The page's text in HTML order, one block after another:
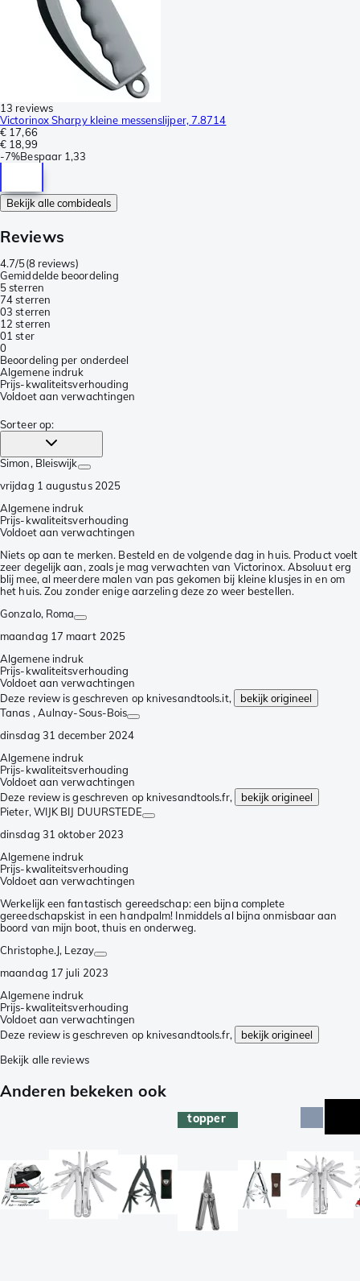
13 reviews
Victorinox Sharpy kleine messenslijper, 7.8714
€ 17,66
€ 18,99
-7%Bespaar 1,33
Bekijk alle combideals
Reviews
4.7/5(8 reviews)
Gemiddelde beoordeling
5 sterren
74 sterren
03 sterren
1 2 sterren
01 ster
0
Beoordeling per onderdeel
Algemene indruk
Prijs-kwaliteitsverhouding
Voldoet aan verwachtingen
Sorteer op:
Simon, Bleiswijk
vrijdag 1 augustus 2025
Algemene indruk
Prijs-kwaliteitsverhouding
Voldoet aan verwachtingen
Niets op aan te merken. Besteld en de volgende dag in huis. Product voelt
zeer degelijk aan, zoals je mag verwachten van Victorinox. Absoluut erg
blij mee, al meerdere malen van pas gekomen bij kleine klusjes in en om
het huis. Zou zonder enige aarzeling deze zo weer bestellen.
Gonzalo, Roma
maandag 17 maart 2025
Algemene indruk
Prijs-kwaliteitsverhouding
Voldoet aan verwachtingen
Deze review is geschreven op knivesandtools.it,
bekijk origineel
Tanas , Aulnay-Sous-Bois
dinsdag 31 december 2024
Algemene indruk
Prijs-kwaliteitsverhouding
Voldoet aan verwachtingen
Deze review is geschreven op knivesandtools.fr,
bekijk origineel
Pieter, WIJK BIJ DUURSTEDE
dinsdag 31 oktober 2023
Algemene indruk
Prijs-kwaliteitsverhouding
Voldoet aan verwachtingen
Werkelijk een fantastisch gereedschap: een bijna complete
gereedschapskist in een handpalm! Inmiddels al bijna onmisbaar aan
boord van mijn boot, thuis en onderweg.
Christophe.J, Lezay
maandag 17 juli 2023
Algemene indruk
Prijs-kwaliteitsverhouding
Voldoet aan verwachtingen
Deze review is geschreven op knivesandtools.fr,
bekijk origineel
Bekijk alle reviews
Anderen bekeken ook
topper